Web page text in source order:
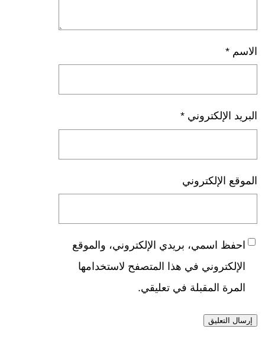
الاسم *
البريد الإلكتروني *
الموقع الإلكتروني
احفظ اسمي، بريدي الإلكتروني، والموقع
الإلكتروني في هذا المتصفح لاستخدامها
المرة المقبلة في تعليقي.